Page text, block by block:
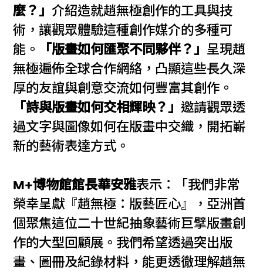
麼？」介紹造就趙無極創作的工具與技
術，讓觀眾體驗這種創作媒介的多種可
能。
「版畫如何匯聚不同夥伴？」 呈現趙
無極遍佈全球合作網絡，凸顯這些長久深
厚的友誼與創意交流如何豐富其創作。
「詩與版畫如何交相輝映？」邀請觀眾透
過文字與圖像如何在版畫中交織，開拓嶄
新的藝術表達方式。
M+博物館館長華安雅表示：「我們非常
榮幸呈獻『趙無極：版藝匠心』，亞洲首
個聚焦這位二十世紀抽象藝術巨擘版畫創
作的大型回顧展。我們希望透過突出版
畫、圖冊及紀錄材料，能更透徹理解趙無